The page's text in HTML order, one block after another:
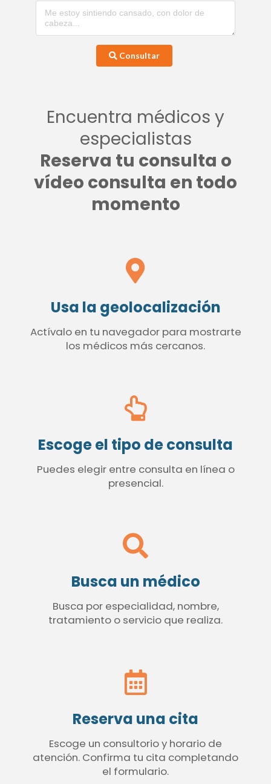
Consultar
Encuentra médicos y
especialistas
Reserva tu consulta o
vídeo consulta en todo
momento
Usa la geolocalización
Actívalo en tu navegador para mostrarte
los médicos más cercanos.
Escoge el tipo de consulta
Puedes elegir entre consulta en línea o
presencial.
Busca un médico
Busca por especialidad, nombre,
tratamiento o servicio que realiza.
Reserva una cita
Escoge un consultorio y horario de
atención. Confirma tu cita completando
el formulario.